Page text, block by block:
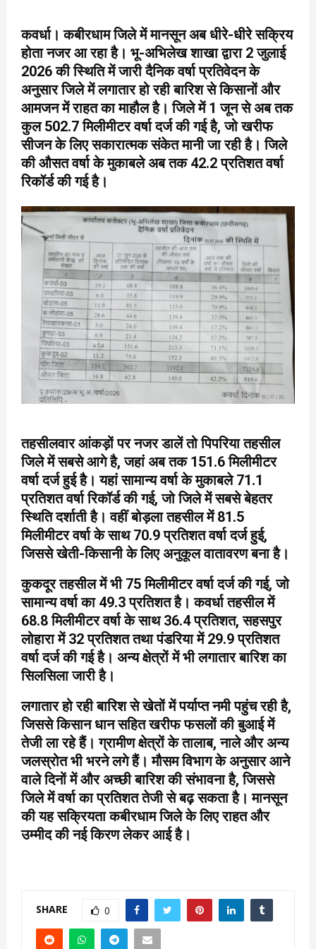
कवर्धा। कबीरधाम जिले में मानसून अब धीरे-धीरे सक्रिय
होता नजर आ रहा है। भू-अभिलेख शाखा द्वारा 2 जुलाई
2026 की स्थिति में जारी दैनिक वर्षा प्रतिवेदन के
अनुसार जिले में लगातार हो रही बारिश से किसानों और
आमजन में राहत का माहौल है। जिले में 1 जून से अब तक
कुल 502.7 मिलीमीटर वर्षा दर्ज की गई है, जो खरीफ
सीजन के लिए सकारात्मक संकेत मानी जा रही है। जिले
की औसत वर्षा के मुकाबले अब तक 42.2 प्रतिशत वर्षा
रिकॉर्ड की गई है।
तहसीलवार आंकड़ों पर नजर डालें तो पिपरिया तहसील
जिले में सबसे आगे है, जहां अब तक 151.6 मिलीमीटर
वर्षा दर्ज हुई है। यहां सामान्य वर्षा के मुकाबले 71.1
प्रतिशत वर्षा रिकॉर्ड की गई, जो जिले में सबसे बेहतर
स्थिति दर्शाती है। वहीं बोड़ला तहसील में 81.5
मिलीमीटर वर्षा के साथ 70.9 प्रतिशत वर्षा दर्ज हुई,
जिससे खेती-किसानी के लिए अनुकूल वातावरण बना है।
कुकदूर तहसील में भी 75 मिलीमीटर वर्षा दर्ज की गई, जो
सामान्य वर्षा का 49.3 प्रतिशत है। कवर्धा तहसील में
68.8 मिलीमीटर वर्षा के साथ 36.4 प्रतिशत, सहसपुर
लोहारा में 32 प्रतिशत तथा पंडरिया में 29.9 प्रतिशत
वर्षा दर्ज की गई है। अन्य क्षेत्रों में भी लगातार बारिश का
सिलसिला जारी है।
लगातार हो रही बारिश से खेतों में पर्याप्त नमी पहुंच रही है,
जिससे किसान धान सहित खरीफ फसलों की बुआई में
तेजी ला रहे हैं। ग्रामीण क्षेत्रों के तालाब, नाले और अन्य
जलस्रोत भी भरने लगे हैं। मौसम विभाग के अनुसार आने
वाले दिनों में और अच्छी बारिश की संभावना है, जिससे
जिले में वर्षा का प्रतिशत तेजी से बढ़ सकता है। मानसून
की यह सक्रियता कबीरधाम जिले के लिए राहत और
उम्मीद की नई किरण लेकर आई है।
SHARE 0